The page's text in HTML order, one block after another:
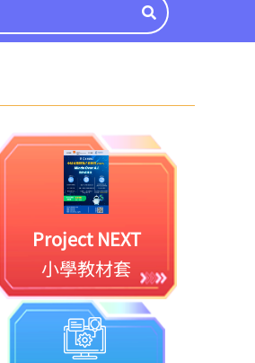
Project NEXT
小學教材套